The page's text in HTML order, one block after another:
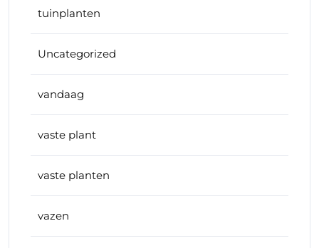
tuinplanten
Uncategorized
vandaag
vaste plant
vaste planten
vazen